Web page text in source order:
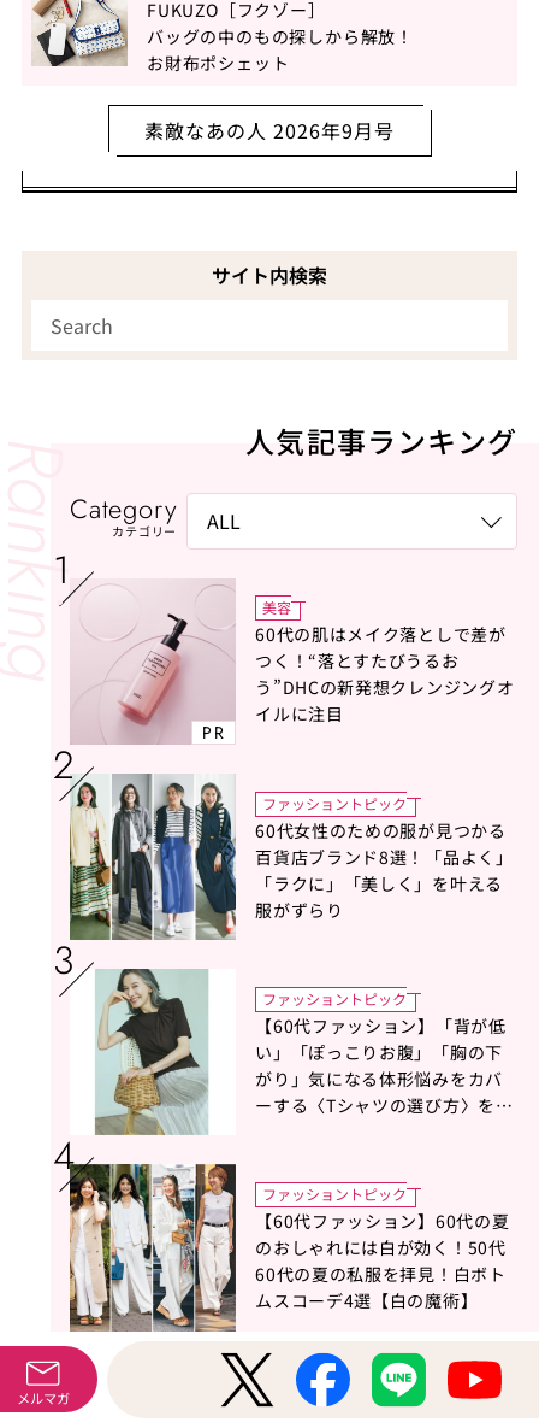
FUKUZO［フクゾー］
バッグの中のもの探しから解放！
お財布ポシェット
素敵なあの人 2026年9月号
サイト内検索
人気記事ランキング
Category
カテゴリー
PR
美容
60代の肌はメイク落としで差が
つく！“落とすたびうるお
う”DHCの新発想クレンジングオ
イルに注目
ファッショントピック
60代女性のための服が見つかる
百貨店ブランド8選！「品よく」
「ラクに」「美しく」を叶える
服がずらり
ファッショントピック
【60代ファッション】「背が低
い」「ぽっこりお腹」「胸の下
がり」気になる体形悩みをカバ
ーする〈Tシャツの選び方〉をス
ファッショントピック
【60代ファッション】60代の夏
のおしゃれには白が効く！50代
60代の夏の私服を拝見！白ボト
ムスコーデ4選【白の魔術】
美容
メルマガ